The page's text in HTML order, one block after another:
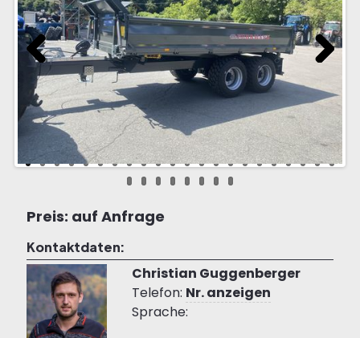
Previous Next
Preis: auf Anfrage
Kontaktdaten:
Christian Guggenberger
Telefon: Nr. anzeigen
Sprache: